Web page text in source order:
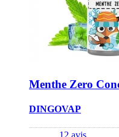
Les
Menthe Zero
DINGOVAP